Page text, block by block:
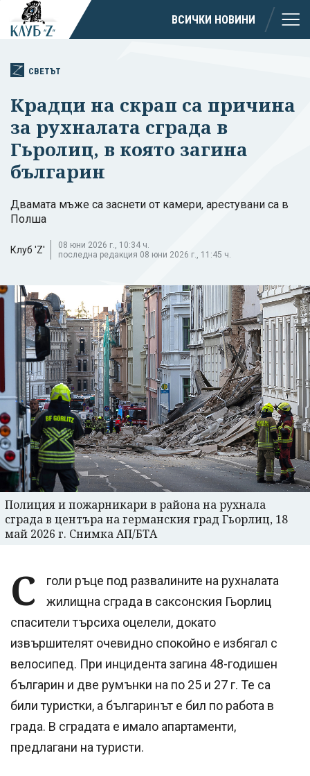
ВСИЧКИ НОВИНИ
СВЕТЪТ
Крадци на скрап са причина
за рухналата сграда в
Гьролиц, в която загина
българин
Двамата мъже са заснети от камери, арестувани са в
Полша
Клуб 'Z'
08 юни 2026 г., 10:34 ч.
последна редакция 08 юни 2026 г., 11:45 ч.
Полиция и пожарникари в района на рухнала
сграда в центъра на германския град Гьорлиц, 18
май 2026 г. Снимка АП/БТА
С
голи ръце под развалините на рухналата
жилищна сграда в саксонския Гьорлиц
спасители търсиха оцелели, докато
извършителят очевидно спокойно е избягал с
велосипед. При инцидента загина 48-годишен
българин и две румънки на по 25 и 27 г. Те са
били туристки, а българинът е бил по работа в
града. В сградата е имало апартаменти,
предлагани на туристи.